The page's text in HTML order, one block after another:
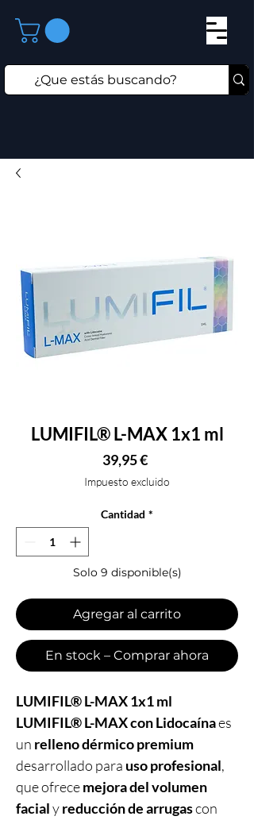
LUMIFIL® L-MAX 1x1 ml
39,95 €Precio
Impuesto excluido
Cantidad *
Solo 9 disponible(s)
Agregar al carrito
En stock – Comprar ahora
LUMIFIL® L-MAX 1x1 ml
LUMIFIL® L-MAX con Lidocaínaes
un relleno dérmico premium
desarrollado para uso profesional,
que ofrecemejora del volumen
facialyreducción de arrugascon